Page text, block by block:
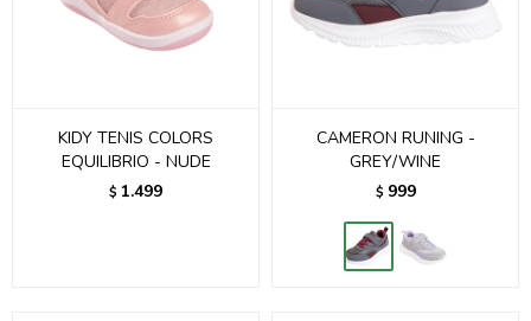
KIDY TENIS COLORS
EQUILIBRIO - NUDE
$ 1.499
CAMERON RUNING -
GREY/WINE
$ 999